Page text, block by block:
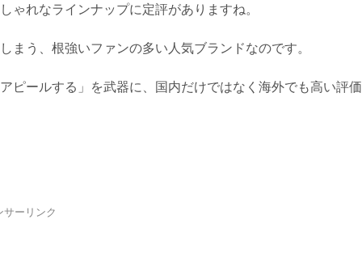
ゃれなラインナップに定評がありますね。
う、根強いファンの多い人気ブランドなのです。
ピールする」を武器に、国内だけではなく海外でも高い評価
サーリンク